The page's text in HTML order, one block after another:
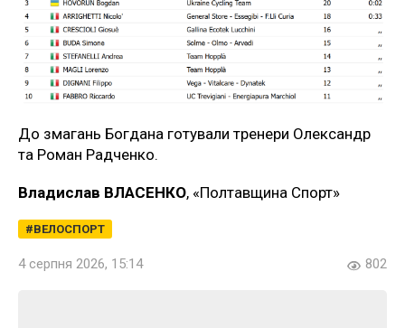
До змагань Богдана готували тренери Олександр
та Роман Радченко.
Владислав ВЛАСЕНКО, «Полтавщина Спорт»
ВЕЛОСПОРТ
4 серпня 2026, 15:14 802